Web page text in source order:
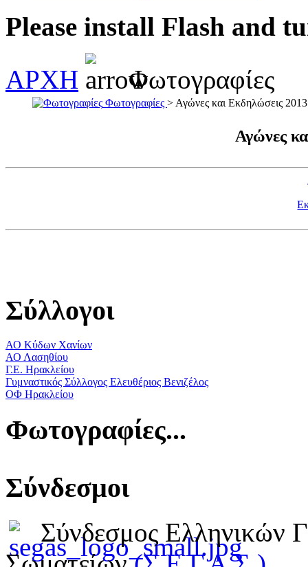
Please install Flash and
ΑΡΧΗ
Φωτογραφίες
Φωτογραφίες > Αγώνες και Εκδηλώσεις 2013
Αγώνες
Σύλλογοι
ΑΟ Κύδων Χανίων
ΑΟ Λασηθίου
Γ.Ε. Ηρακλείου
Γυμναστικός Σύλλογος Ελευθέριος Βενιζέλος
ΟΦ Ηρακλείου
Φωτογραφίες...
Σύνδεσμοι
Σύνδεσμος Ελληνικών